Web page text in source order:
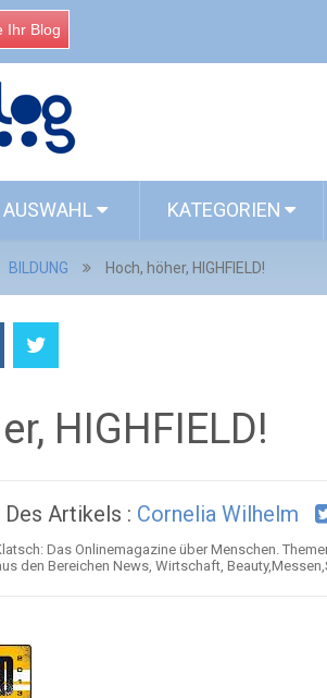
Ihr Blog
AUSWAHL KATEGORIEN
BILDUNG Hoch, höher, HIGHFIELD!
HIGHFIELD!
Artikels : Cornelia Wilhelm
Das Onlinemagazine über Menschen.
den Bereichen News, Wirtschaft,